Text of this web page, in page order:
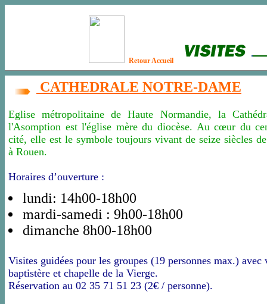
Retour Accueil
CATHEDRALE NOTRE-DAME
Eglise métropolitaine de Haute Normandie, la
l'Asomption est l'église mère du diocèse. Au cœur du
cité, elle est le symbole toujours vivant de seize siècles
à Rouen.
Horaires d’ouverture :
lundi: 14h00-18h00
mardi-samedi : 9h00-18h00
dimanche 8h00-18h00
Visites guidées pour les groupes (19 personnes max.)
baptistère et chapelle de la Vierge.
Réservation au 02 35 71 51 23 (2€ / personne).